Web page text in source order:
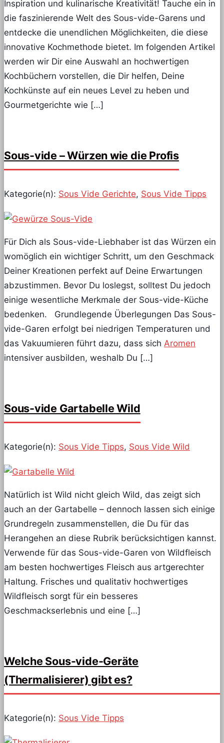
Inspiration und kulinarische Kreativität! Tauche ein in
die faszinierende Welt des Sous-vide-Garens und
entdecke die unendlichen Möglichkeiten, die diese
innovative Kochmethode bietet. Im folgenden Artikel
werden wir Dir eine Auswahl an hochwertigen
Kochbüchern vorstellen, die Dir helfen, Deine
Kochkünste auf ein neues Level zu heben und
Gourmetgerichte wie […]
Sous-vide – Würzen wie die Profis
Kategorie(n): Sous Vide Gerichte, Sous Vide Tipps
Für Dich als Sous-vide-Liebhaber ist das Würzen ein
womöglich ein wichtiger Schritt, um den Geschmack
Deiner Kreationen perfekt auf Deine Erwartungen
abzustimmen. Bevor Du loslegst, solltest Du jedoch
einige wesentliche Merkmale der Sous-vide-Küche
bedenken. Grundlegende Überlegungen Das Sous-
vide-Garen erfolgt bei niedrigen Temperaturen und
das Vakuumieren führt dazu, dass sich Aromen
intensiver ausbilden, weshalb Du […]
Sous-vide Gartabelle Wild
Kategorie(n): Sous Vide Tipps, Sous Vide Wild
Natürlich ist Wild nicht gleich Wild, das zeigt sich
auch an der Gartabelle – dennoch lassen sich einige
Grundregeln zusammenstellen, die Du für das
Herangehen an diese Rubrik berücksichtigen kannst.
Verwende für das Sous-vide-Garen von Wildfleisch
am besten hochwertiges Fleisch aus artgerechter
Haltung. Frisches und qualitativ hochwertiges
Wildfleisch sorgt für ein besseres
Geschmackserlebnis und eine […]
Welche Sous-vide-Geräte
(Thermalisierer) gibt es?
Kategorie(n): Sous Vide Tipps